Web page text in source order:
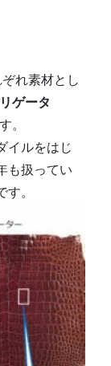
れ素材とし
ゲータ
。
イルをはじ
も扱ってい
。